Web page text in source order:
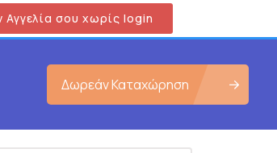
σου χωρίς login
Δωρεάν Καταχώρηση